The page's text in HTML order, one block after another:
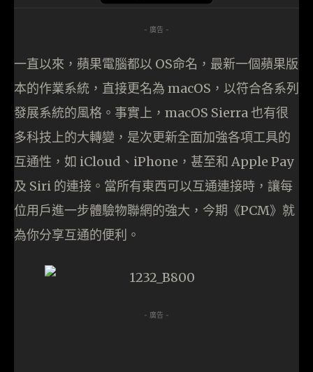
- 廣告 -
一直以來，蘋果電腦都以 OS命名，最新一個蘋果版
本的作業系統，直接更名為 macOS，以符合各系列
發展系統的風格。事實上，macOS Sierra 也有很
多科技上的大轉變，是次更新全面加強各項工具的
互通性，如 iCloud、iPhone，甚至和 Apple Pay
及 Siri 的連接。當所有東西可以互通連接時，讓每
位用戶進一步體驗物聯網的強大，今期《PCM》就
為你分享互通的便利。
- 廣告 -